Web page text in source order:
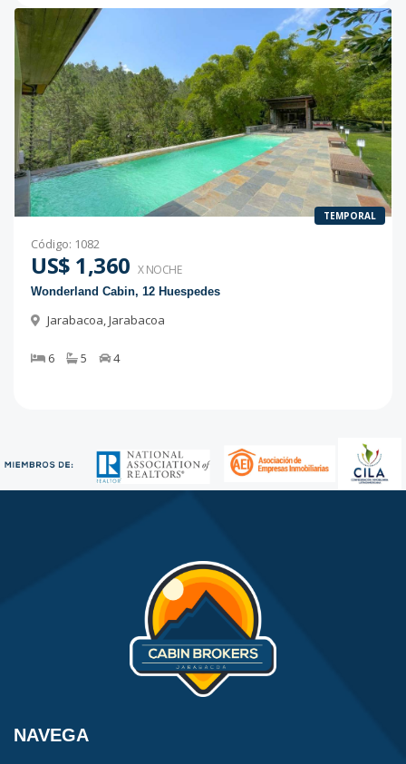
TEMPORAL
Código: 1082
US$ 1,360 X NOCHE
Wonderland Cabin, 12 Huespedes
Jarabacoa,Jarabacoa
6 5 4
NAVEGA